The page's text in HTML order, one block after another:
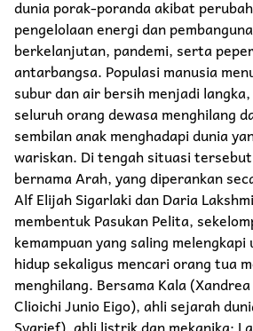
dunia porak-poranda akibat
pengelolaan energi dan
berkelanjutan, pandemi, serta
antarbangsa. Populasi manusia
subur dan air bersih menjadi
seluruh orang dewasa menghilang
sembilan anak menghadapi dunia
wariskan. Di tengah situasi
bernama Arah, yang diperankan
Alf Elijah Sigarlaki dan Daria
membentuk Pasukan Pelita,
kemampuan yang saling
hidup sekaligus mencari orang tua
menghilang. Bersama Kala
Clioichi Junio Eigo), ahli sejarah